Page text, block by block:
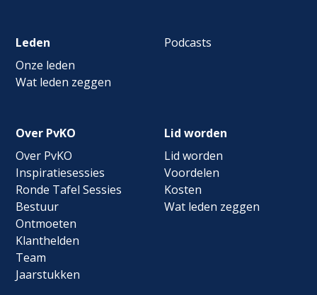
Leden
Onze leden
Wat leden zeggen
Podcasts
Over PvKO
Over PvKO
Inspiratiesessies
Ronde Tafel Sessies
Bestuur
Ontmoeten
Klanthelden
Team
Jaarstukken
Lid worden
Lid worden
Voordelen
Kosten
Wat leden zeggen